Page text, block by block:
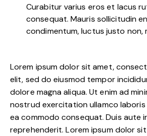
Curabitur varius eros et lacus
consequat. Mauris sollicitudin
condimentum, luctus justo non,
Lorem ipsum dolor sit amet,
elit, sed do eiusmod tempor
dolore magna aliqua. Ut enim ad
nostrud exercitation ullamco laboris
ea commodo consequat. Duis aute
reprehenderit. Lorem ipsum dolor